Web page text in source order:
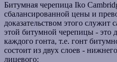
Битумная черепица Iko
сбалансированной цены и
доказательством этого служит
этой битумной черепицы - это
каждого гонта, т.е. гонт
состоит из двух слоев -
лицевого: